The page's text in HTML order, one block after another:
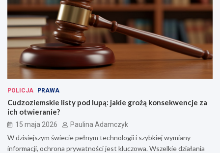
POLICJA PRAWA
Cudzoziemskie listy pod lupą: jakie grożą konsekwencje za
ich otwieranie?
15 maja 2026 Paulina Adamczyk
W dzisiejszym świecie pełnym technologii i szybkiej wymiany
informacji, ochrona prywatności jest kluczowa. Wszelkie działania